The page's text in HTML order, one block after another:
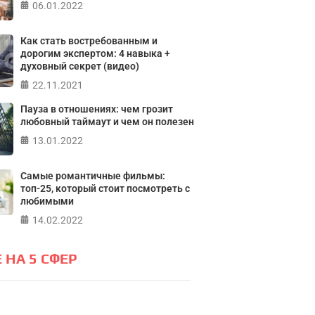
Тест: Как я
свою
жизнь?
тест на основе шкалы
контроля Джулиана Роттера
06.01.2022
Как стать востребованным и
дорогим экспертом: 4 навыка +
духовный секрет (видео)
22.11.2021
Пауза в отношениях: чем грозит
любовный таймаут и чем он полезен
13.01.2022
Самые романтичные фильмы:
топ-25, который стоит посмотреть с
любимыми
14.02.2022
НА 5 СФЕР